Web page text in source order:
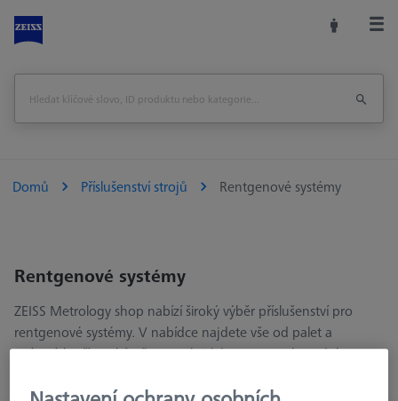
Domů Příslušenství strojů Rentgenové systémy
Rentgenové systémy
ZEISS Metrology shop nabízí široký výběr příslušenství pro
rentgenové systémy. V nabídce najdete vše od palet a
upínacích přípravků až po praktické a pomocné produkty pro